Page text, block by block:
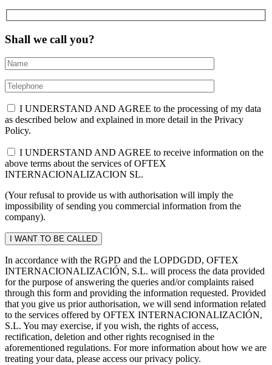
Shall we call you?
I UNDERSTAND AND AGREE to the processing of my data
as described below and explained in more detail in the Privacy
Policy.
I UNDERSTAND AND AGREE to receive information on the
above terms about the services of OFTEX
INTERNACIONALIZACION SL.
(Your refusal to provide us with authorisation will imply the
impossibility of sending you commercial information from the
company).
In accordance with the RGPD and the LOPDGDD, OFTEX
INTERNACIONALIZACIÓN, S.L. will process the data provided
for the purpose of answering the queries and/or complaints raised
through this form and providing the information requested. Provided
that you give us prior authorisation, we will send information related
to the services offered by OFTEX INTERNACIONALIZACIÓN,
S.L. You may exercise, if you wish, the rights of access,
rectification, deletion and other rights recognised in the
aforementioned regulations. For more information about how we are
treating your data, please access our privacy policy.